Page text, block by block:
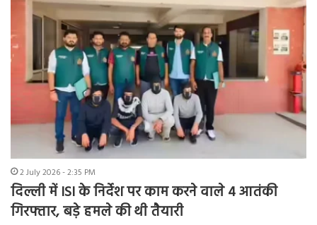
2 July 2026 - 2:35 PM
दिल्ली में ISI के निर्देश पर काम करने वाले 4 आतंकी
गिरफ्तार, बड़े हमले की थी तैयारी